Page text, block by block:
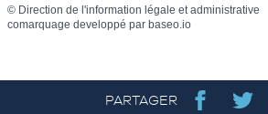
© Direction de l'information légale et administrative
comarquage developpé par baseo.io
PARTAGER